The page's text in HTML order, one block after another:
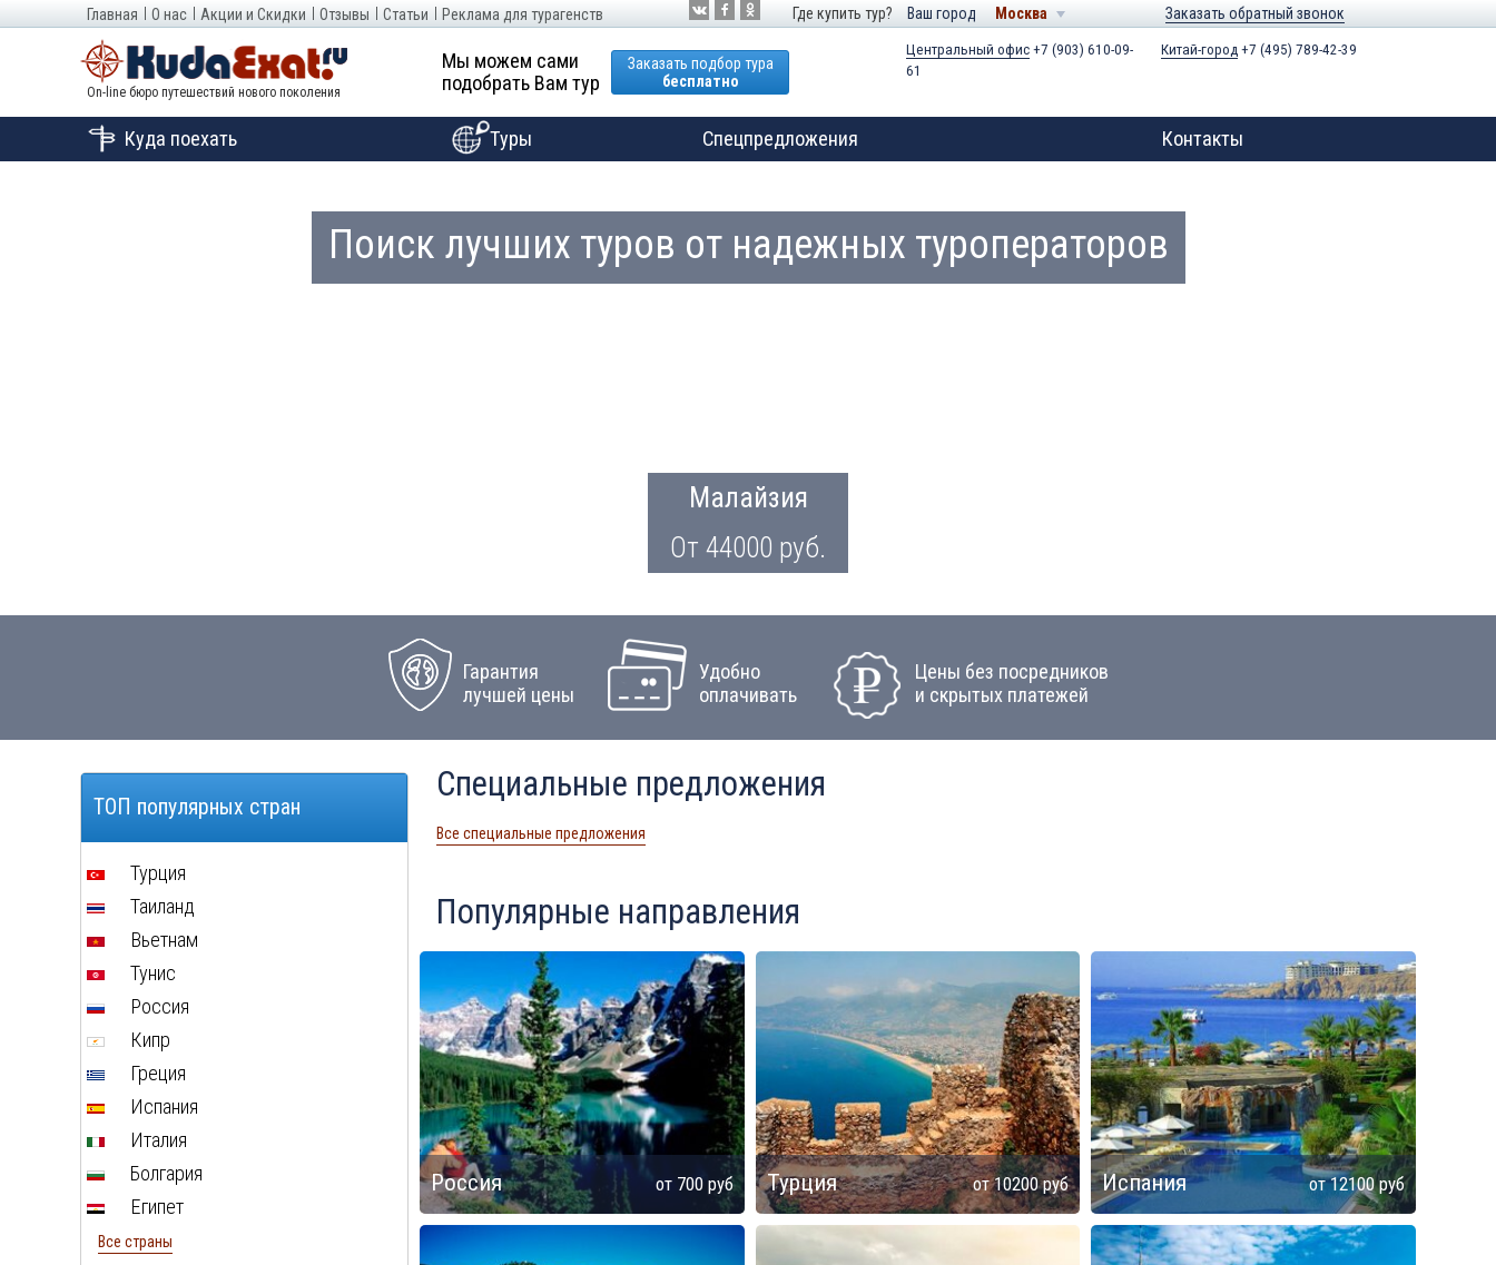
Главная О нас Акции и Скидки Отзывы Статьи Реклама для турагенств Где купить тур? Ваш город Москва Заказать обратный звонок
On-line бюро путешествий нового поколения
Мы можем сами
подобрать Вам тур
Заказать подбор тура
бесплатно
Центральный офис+7 (903) 610-09-
61
Китай-город+7 (495) 789-42-39
Куда поехать Туры Спецпредложения Контакты
Малайзия
От 44000 руб.
Поиск лучших туров от надежных туроператоров
Гарантия
лучшей цены
Удобно
оплачивать
Цены без посредников
и скрытых платежей
Специальные предложения
Все специальные предложения
Популярные направления
Россия от 700руб Турция от10200руб Испания от12100руб
ТОП популярных стран
Турция
Таиланд
Вьетнам
Тунис
Россия
Кипр
Греция
Испания
Италия
Болгария
Египет
Все страны